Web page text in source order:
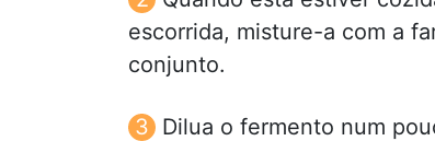
escorrida, misture-a com a
conjunto.
Dilua o fermento num